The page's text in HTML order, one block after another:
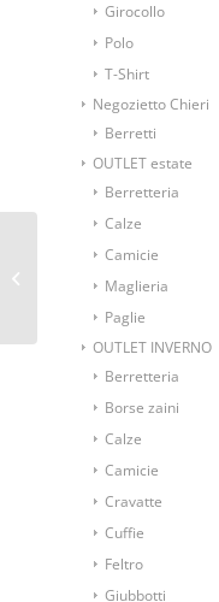
Girocollo
Polo
T-Shirt
Negozietto Chieri
Berretti
OUTLET estate
Berretteria
Calze
Camicie
Maglieria
Paglie
OUTLET INVERNO
Berretteria
Borse zaini
Calze
Camicie
Cravatte
Cuffie
Feltro
Giubbotti
Coppola Becco d’oca
fustagno tinta unita